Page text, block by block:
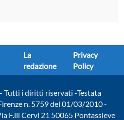
La
redazione
Privacy
Policy
i diritti riservati -Testata
n. 5759 del 01/03/2010 -
F.lli Cervi 21 50065 Pontassieve